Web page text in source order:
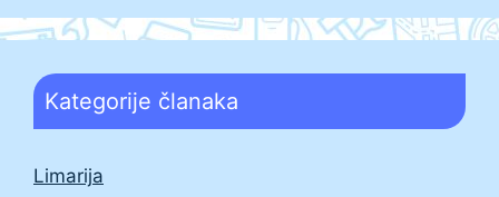
Kategorije članaka
Limarija